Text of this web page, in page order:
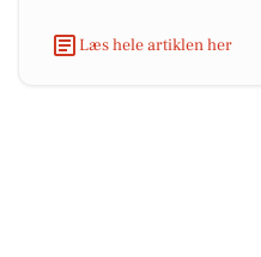
Læs hele artiklen her